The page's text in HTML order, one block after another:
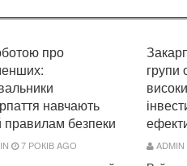
про
навчають
правилам безпеки
7 РОКІВ AGO
групи
ADMIN